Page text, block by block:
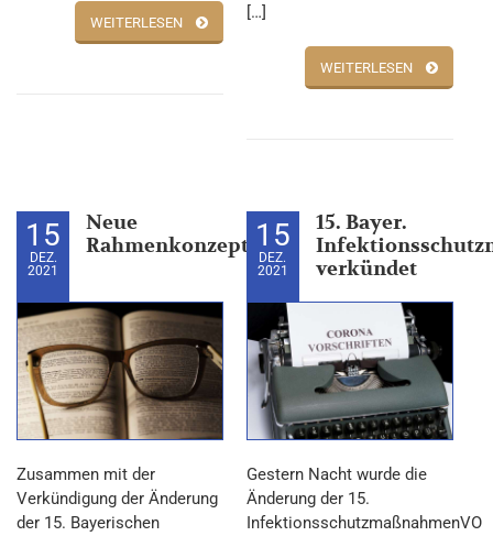
WEITERLESEN
[…]
WEITERLESEN
15
DEZ.
2021
Neue
Rahmenkonzepte
Zusammen mit der
Verkündigung der Änderung
der 15. Bayerischen
15
DEZ.
2021
15. Bayer.
verkündet
Gestern Nacht wurde die
Änderung der 15.
InfektionsschutzmaßnahmenVO